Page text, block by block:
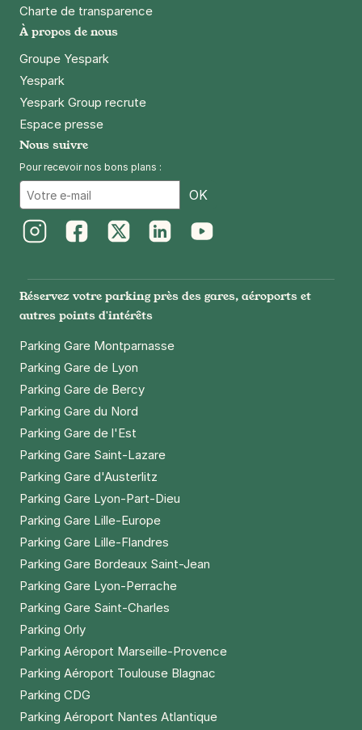
Charte de transparence
À propos de nous
Groupe Yespark
Yespark
Yespark Group recrute
Espace presse
Nous suivre
Pour recevoir nos bons plans :
OK
Réservez votre parking près des gares, aéroports et
autres points d'intérêts
Parking Gare Montparnasse
Parking Gare de Lyon
Parking Gare de Bercy
Parking Gare du Nord
Parking Gare de l'Est
Parking Gare Saint-Lazare
Parking Gare d'Austerlitz
Parking Gare Lyon-Part-Dieu
Parking Gare Lille-Europe
Parking Gare Lille-Flandres
Parking Gare Bordeaux Saint-Jean
Parking Gare Lyon-Perrache
Parking Gare Saint-Charles
Parking Orly
Parking Aéroport Marseille-Provence
Parking Aéroport Toulouse Blagnac
Parking CDG
Parking Aéroport Nantes Atlantique